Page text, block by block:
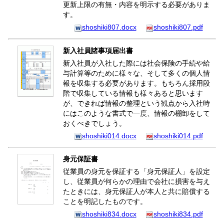
更新上限の有無・内容を明示する必要がありま
す。
shoshiki807.docx
shoshiki807.pdf
新入社員諸事項届出書
新入社員が入社した際には社会保険の手続や給
与計算等のために様々な、そして多くの個人情
報を収集する必要があります。もちろん採用段
階で収集している情報も様々あると思います
が、できれば情報の整理という観点から入社時
にはこのような書式で一度、情報の棚卸をして
おくべきでしょう。
shoshiki014.docx
shoshiki014.pdf
身元保証書
従業員の身元を保証する「身元保証人」を設定
し、従業員が何らかの理由で会社に損害を与え
たときには、身元保証人が本人と共に賠償する
ことを明記したものです。
shoshiki834.docx
shoshiki834.pdf